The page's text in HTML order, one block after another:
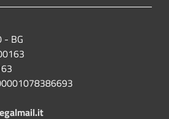
- BG